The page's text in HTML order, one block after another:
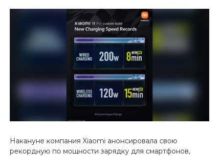
Добавляйте товары
в корзину
Оплачивайте сегодня только
% картой любого банка
Получайте товар
Накануне компания Xiaomi анонсировала свою
рекордную по мощности зарядку для смартфонов,